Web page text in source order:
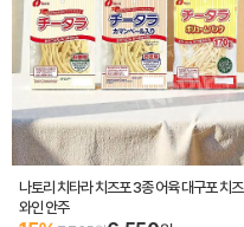
나토리 치타라 치즈포 3종 어육 대구포 치즈
와인 안주